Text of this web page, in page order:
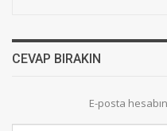
CEVAP BIRAKIN
E-posta